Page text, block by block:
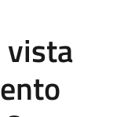
vista